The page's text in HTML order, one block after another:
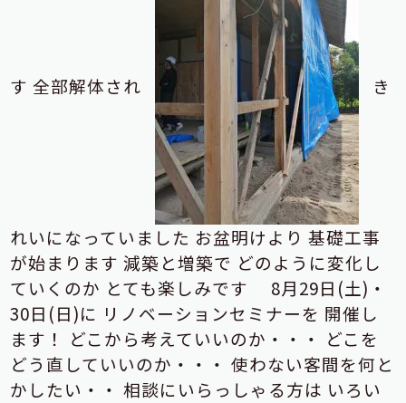
す 全部解体され き
れいになっていました お盆明けより 基礎工事
が始まります 減築と増築で どのように変化し
ていくのか とても楽しみです
8月29日(土)・
30日(日)に リノベーションセミナーを 開催し
ます！
どこから考えていいのか・・・ どこを
どう直していいのか・・・ 使わない客間を何と
かしたい・・ 相談にいらっしゃる方は いろい